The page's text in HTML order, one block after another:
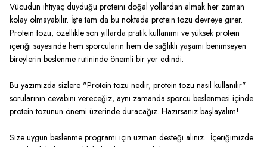
Vücudun ihtiyaç duyduğu proteini doğal yollardan almak her zaman
kolay olmayabilir. İşte tam da bu noktada protein tozu devreye girer.
Protein tozu, özellikle son yıllarda pratik kullanımı ve yüksek protein
içeriği sayesinde hem sporcuların hem de sağlıklı yaşamı benimseyen
bireylerin beslenme rutininde önemli bir yer edindi.
Bu yazımızda sizlere "Protein tozu nedir, protein tozu nasıl kullanılır"
sorularının cevabını vereceğiz, aynı zamanda sporcu beslenmesi içinde
protein tozunun önemi üzerinde duracağız. Hazırsanız başlayalım!
Size uygun beslenme programı için uzman desteği alınız. İçeriğimizde